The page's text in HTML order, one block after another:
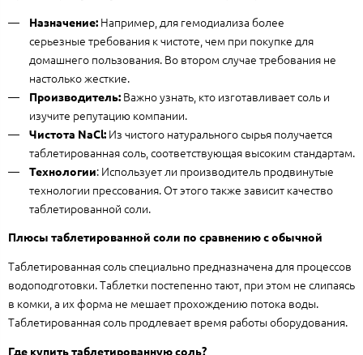
Назначение:Например, для гемодиализа более
серьезные требования к чистоте, чем при покупке для
домашнего пользования. Во втором случае требования не
настолько жесткие.
Производитель:Важно узнать, кто изготавливает соль и
изучите репутацию компании.
Чистота NaCl:Из чистого натурального сырья получается
таблетированная соль, соответствующая высоким стандартам.
Технологии: Использует ли производитель продвинутые
технологии прессования. От этого также зависит качество
таблетированной соли.
Плюсы таблетированной соли по сравнению с обычной
Таблетированная соль специально предназначена для процессов
водоподготовки. Таблетки постепенно тают, при этом не слипаясь
в комки, а их форма не мешает прохождению потока воды.
Таблетированная соль продлевает время работы оборудования.
Где купить таблетированную соль?